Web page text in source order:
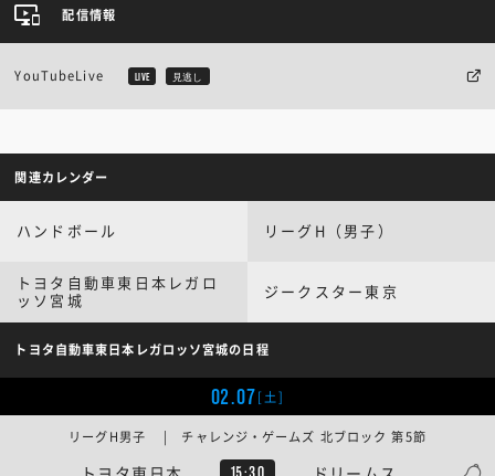
配信情報
YouTubeLive LIVE 見逃し
関連カレンダー
ハンドボール リーグH（男子）
トヨタ自動車東日本レガロ
ッソ宮城
ジークスター東京
トヨタ自動車東日本レガロッソ宮城の日程
02.07[土]
15:30
リーグH男子 | チャレンジ・ゲームズ 北ブロック 第5節